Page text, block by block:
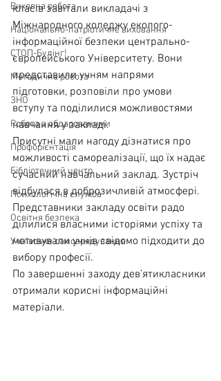
Виховна робота
Національно-патріотичне виховання
СТОП-Булінг!
Методична робота
ЗНО
Робота з обдарованими
Профорієнтація
Бібліотечний центр
Психологічна служба
Освітня безпека
Учнівське самоврядування
класів завітали викладачі з
Міжнародного коледжу еколого-
інформаційної безпеки центрально-
європейського Університету. Вони
представили учням напрями
підготовки, розповіли про умови
вступу та поділилися можливостями
навчання у закладі.
Присутні мали нагоду дізнатися про
можливості самореалізації, що їх надає
сучасний навчальний заклад. Зустріч
відбулася в доброзичливій атмосфері.
Представники закладу освіти радо
ділилися власними історіями успіху та
мотивували учнів свідомо підходити до
вибору професії.
По завершенні заходу дев’ятикласники
отримали корисні інформаційні
матеріали.